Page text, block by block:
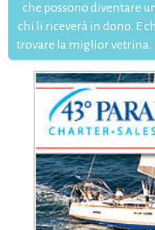
che possono diventare
chi li riceverà in dono. E
trovare la miglior vetrina.